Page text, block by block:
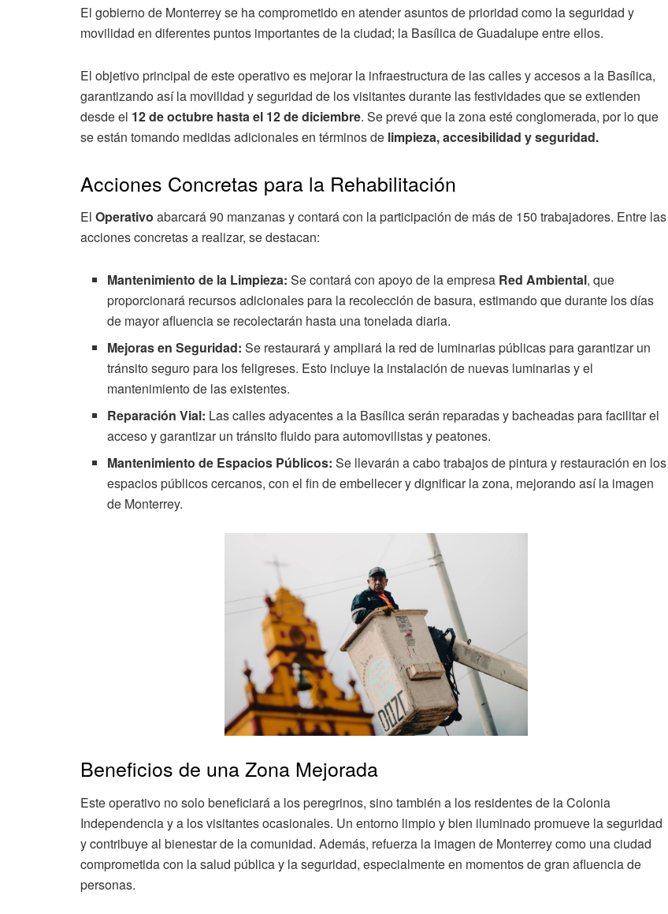
El gobierno de Monterrey se ha comprometido en atender asuntos de prioridad como la seguridad y
movilidad en diferentes puntos importantes de la ciudad; la Basílica de Guadalupe entre ellos.
El objetivo principal de este operativo es mejorar la infraestructura de las calles y accesos a la Basílica,
garantizando así la movilidad y seguridad de los visitantes durante las festividades que se extienden
desde el 12 de octubre hasta el 12 de diciembre. Se prevé que la zona esté conglomerada, por lo que
se están tomando medidas adicionales en términos de limpieza, accesibilidad y seguridad.
Acciones Concretas para la Rehabilitación
El Operativo abarcará 90 manzanas y contará con la participación de más de 150 trabajadores. Entre las
acciones concretas a realizar, se destacan:
Mantenimiento de la Limpieza: Se contará con apoyo de la empresa Red Ambiental, que
proporcionará recursos adicionales para la recolección de basura, estimando que durante los días
de mayor afluencia se recolectarán hasta una tonelada diaria.
Mejoras en Seguridad: Se restaurará y ampliará la red de luminarias públicas para garantizar un
tránsito seguro para los feligreses. Esto incluye la instalación de nuevas luminarias y el
mantenimiento de las existentes.
Reparación Vial: Las calles adyacentes a la Basílica serán reparadas y bacheadas para facilitar el
acceso y garantizar un tránsito fluido para automovilistas y peatones.
Mantenimiento de Espacios Públicos: Se llevarán a cabo trabajos de pintura y restauración en los
espacios públicos cercanos, con el fin de embellecer y dignificar la zona, mejorando así la imagen
de Monterrey.
Beneficios de una Zona Mejorada
Este operativo no solo beneficiará a los peregrinos, sino también a los residentes de la Colonia
Independencia y a los visitantes ocasionales. Un entorno limpio y bien iluminado promueve la seguridad
y contribuye al bienestar de la comunidad. Además, refuerza la imagen de Monterrey como una ciudad
comprometida con la salud pública y la seguridad, especialmente en momentos de gran afluencia de
personas.